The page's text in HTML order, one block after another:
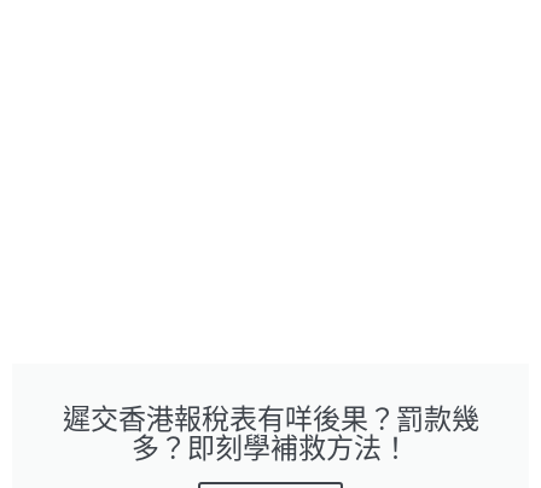
遲交香港報稅表有咩後果？罰款幾
多？即刻學補救方法！